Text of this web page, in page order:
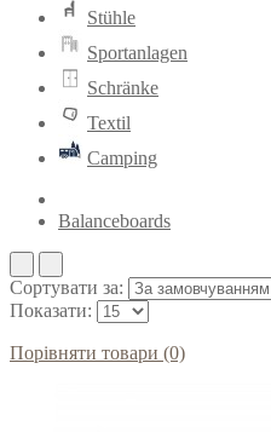
Stühle
Sportanlagen
Schränke
Textil
Camping
Balanceboards
Сортувати за:
Показати:
Порівняти товари (0)